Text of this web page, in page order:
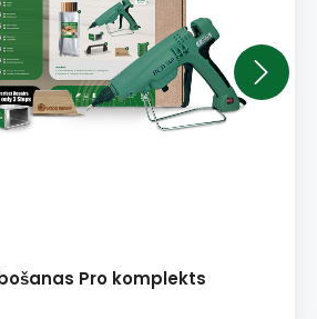
Pro komplekts